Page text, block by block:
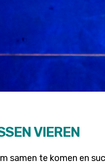
VIEREN
samen te komen en